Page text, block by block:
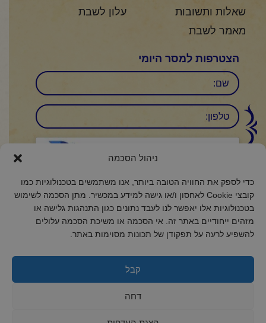
ניהול הסכמה
כדי לספק את החוויה הטובה ביותר, אנו משתמשים בטכנולוגיות כמו
קובצי Cookie לאחסון ו/או גישה למידע במכשיר. מתן הסכמה לשימוש
בטכנולוגיות אלו יאפשר לנו לעבד נתונים כגון התנהגות גלישה או
מזהים ייחודיים באתר זה. אי הסכמה או משיכת הסכמה עלולים
להשפיע לרעה על תפקודן של תכונות מסוימות באתר.
קבל
דחה
שאלות ותשובות
עלון לשבת
מאמר לשבת
הצטרפות למסר היומי
שם
טלפון:
Click to accept reCaptcha validation.
הסכמה (חובה)
2018 כל הזכויות שמורות לקול רינה
הצהרת נגישות